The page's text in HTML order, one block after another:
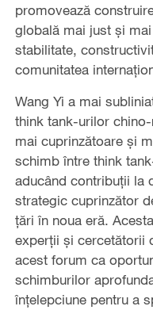
promovează
globală mai just și
stabilitate,
comunitatea
Wang Yi a mai
think tank-urilor
mai cuprinzătoare și
schimb între think
aducând contribuții la
strategic cuprinzător
țări în noua eră.
experții și cercetătorii
acest forum ca
schimburilor
înțelepciune pentru a